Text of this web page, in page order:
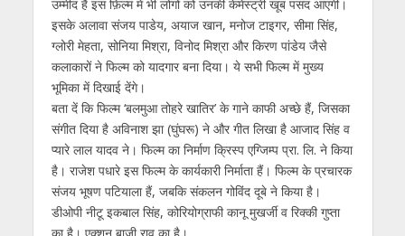
उम्मीद है इस फ़िल्म में भी लोगों को उनकी केमेस्ट्री खूब पसंद आएगी।
इसके अलावा संजय पाडेय, अयाज खान, मनोज टाइगर, सीमा सिंह,
ग्‍लोरी मेहता, सोनिया मिश्रा, विनोद मिश्रा और किरण पांडेय जैसे
कलाकारों ने फिल्‍म को यादगार बना दिया। ये सभी फिल्‍म में मुख्‍य
भूमिका में दिखाई देंगे।
बता दें कि फिल्‍म ‘बलमुआ तोहरे खातिर’ के गाने काफी अच्‍छे हैं, जिसका
संगीत दिया है अविनाश झा (घुंघरू) ने और गीत लिखा है आजाद सिंह व
प्‍यारे लाल यादव ने। फिल्‍म का निर्माण क्रिस्‍प एग्जिम्‍प प्रा. लि. ने किया
है। राजेश पधारे इस फिल्‍म के कार्यकारी निर्माता हैं। फिल्‍म के प्रचारक
संजय भूषण पटियाला हैं, जबकि संकलन गोविंद दूबे ने किया है।
डीओपी नीटू इकबाल सिंह, कोरियोग्राफी कानू मुखर्जी व रिक्‍की गुप्‍ता
का है। एक्‍शन बाजी राव का है।